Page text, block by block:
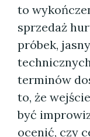
to
sprzedaż
próbek,
terminów
to, że
być
ocenić, czy